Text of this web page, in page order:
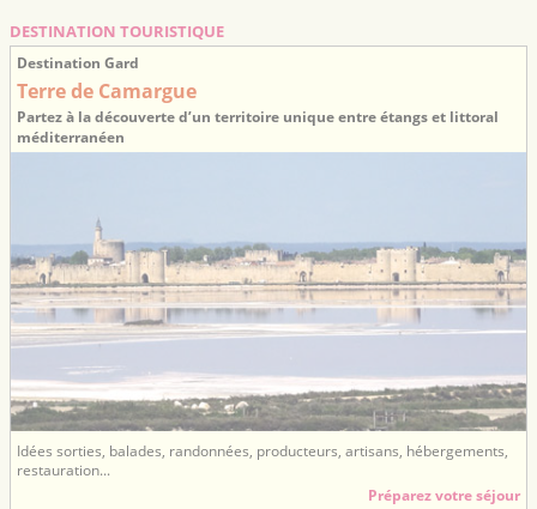
DESTINATION TOURISTIQUE
Destination Gard
Terre de Camargue
Partez à la découverte d’un territoire unique entre étangs et littoral
méditerranéen
Idées sorties, balades, randonnées, producteurs, artisans, hébergements,
restauration...
Préparez votre séjour